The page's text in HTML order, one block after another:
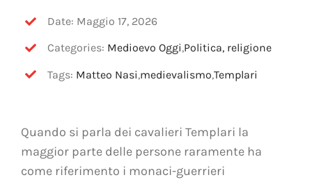
Date: Maggio 17, 2026
Categories: Medioevo Oggi,Politica, religione
Tags: Matteo Nasi,medievalismo,Templari
Quando si parla dei cavalieri Templari la
maggior parte delle persone raramente ha
come riferimento i monaci-guerrieri